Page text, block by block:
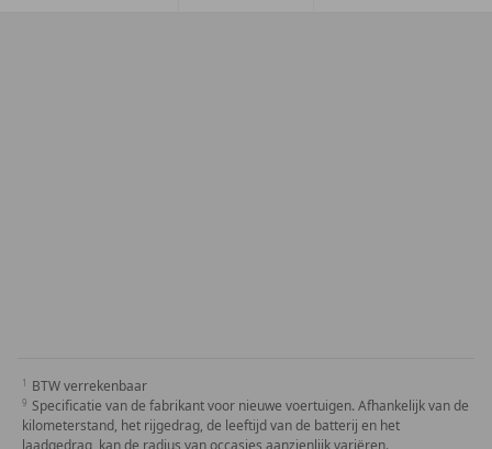
BTW verrekenbaar
Specificatie van de fabrikant voor nieuwe voertuigen. Afhankelijk van de
kilometerstand, het rijgedrag, de leeftijd van de batterij en het
laadgedrag, kan de radius van occasies aanzienlijk variëren.